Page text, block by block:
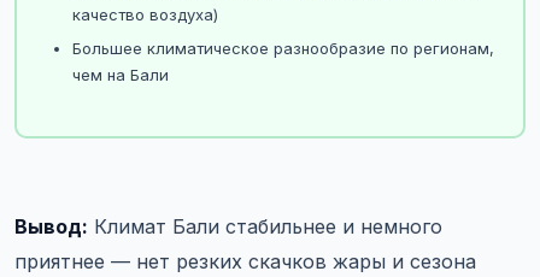
качество воздуха)
Большее климатическое разнообразие по регионам,
чем на Бали
Вывод: Климат Бали стабильнее и немного
приятнее — нет резких скачков жары и сезона